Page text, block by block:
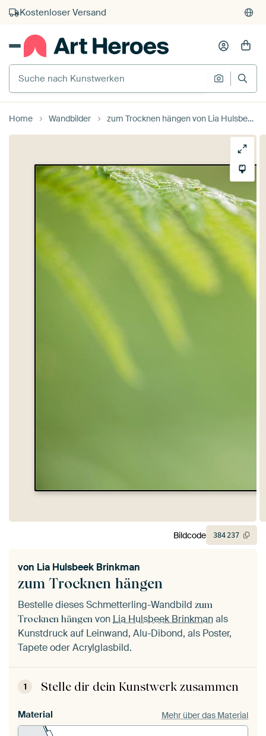
Kauf auf Rechnung
Individueller Druck auf Bestellung
Suche nach Kunstwerken
Suche
Home Wandbilder zum Trocknen hängen von Lia Hulsbeek Brinkman
zum Trocknen hängen
von Lia Hulsbeek Brinkman
Bestelle dieses Schmetterling-Wandbild zum
Trocknen hängen vonLia Hulsbeek Brinkmanals
Kunstdruck auf Leinwand, Alu-Dibond, als Poster,
Tapete oder Acrylglasbild.
1 Stelle dir dein Kunstwerk zusammen
Material Mehr über das Material
Bildcode 384237